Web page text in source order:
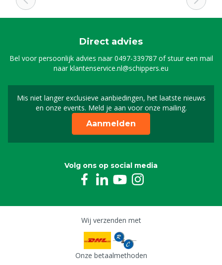
Direct advies
Bel voor persoonlijk advies naar0497-339787of stuur een mail
naarklantenservice.nl@schippers.eu
Mis niet langer exclusieve aanbiedingen, het laatste nieuws
en onze events. Meld je aan voor onze mailing.
Schrijf je in voor onze
Aanmelden
Volg ons op social media
Wij verzenden met
Onze betaalmethoden